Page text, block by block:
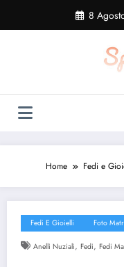
contenuto
8
Home Fedi e
Fedi E Gioielli Foto
Anelli Nuziali, Fedi, Fedi